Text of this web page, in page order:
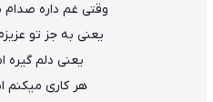
وقتی غم داره
یعنی به جز تو
یعنی دلم گیره
هر کاری میکنم